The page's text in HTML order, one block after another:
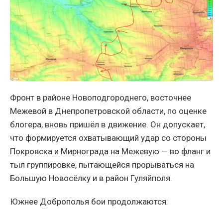
Фронт в районе Новоподгороднего, восточнее
Межевой в Днепропетровской области, по оценке
блогера, вновь пришёл в движение. Он допускает,
что формируется охватывающий удар со стороны
Покровска и Мирнограда на Межевую — во фланг и
тыл группировке, пытающейся прорываться на
Большую Новосёлку и в район Гуляйполя.
Южнее Доброполья бои продолжаются: